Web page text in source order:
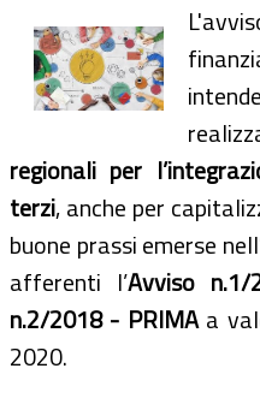
regionali per
terzi, anche per
buone prassi emerse
afferenti l’Avviso n.1/
n.2/2018 - PRIMAa
2020.